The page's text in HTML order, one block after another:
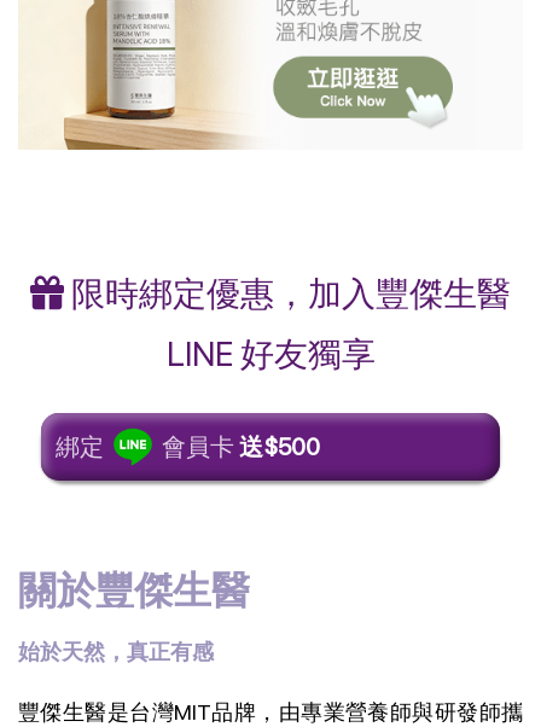
限時綁定優惠，加入豐傑生醫
LINE 好友獨享
綁定 會員卡送$500
關於豐傑生醫
始於天然，真正有感
豐傑生醫是台灣MIT品牌，由專業營養師與研發師攜